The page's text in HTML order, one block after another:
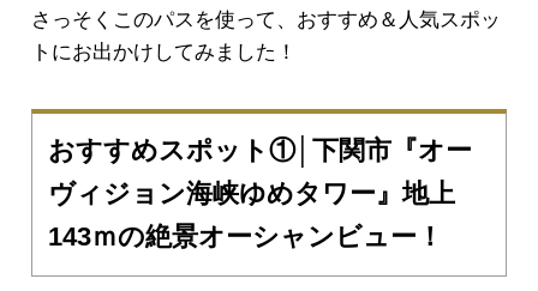
さっそくこのパスを使って、おすすめ＆人気スポッ
トにお出かけしてみました！
おすすめスポット①│下関市『オー
ヴィジョン海峡ゆめタワー』地上
143ｍの絶景オーシャンビュー！